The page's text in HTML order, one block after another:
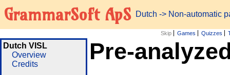
GrammarSoft ApS Dutch -> Non-automatic
Skip Games Quizzes
Dutch VISL
Overview
Credits
Pre-